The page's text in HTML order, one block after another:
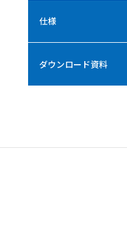
仕様
ダウンロード資料